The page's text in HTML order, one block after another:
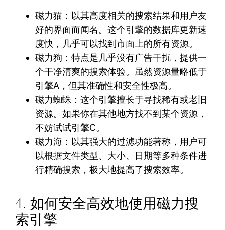
磁力猫：以其高度相关的搜索结果和用户友
好的界面而闻名。这个引擎的数据库更新速
度快，几乎可以找到市面上的所有资源。
磁力狗：特点是几乎没有广告干扰，提供一
个干净清爽的搜索体验。虽然资源量略低于
引擎A，但其准确性和安全性极高。
磁力蜘蛛：这个引擎擅长于寻找稀有或老旧
资源。如果你在其他地方找不到某个资源，
不妨试试引擎C。
磁力海：以其强大的过滤功能著称，用户可
以根据文件类型、大小、日期等多种条件进
行精确搜索，极大地提高了搜索效率。
4. 如何安全高效地使用磁力搜
索引擎